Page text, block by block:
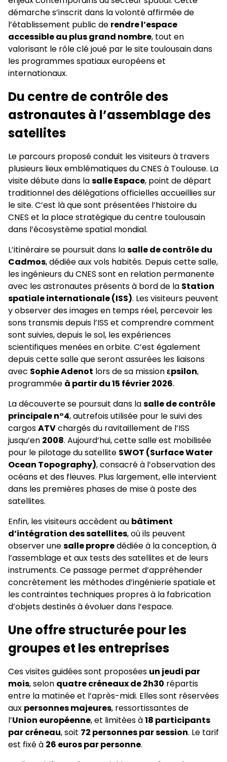
démarche s’inscrit dans la volonté affirmée de
l’établissement public de rendre l’espace
accessible au plus grand nombre, tout en
valorisant le rôle clé joué par le site toulousain dans
les programmes spatiaux européens et
internationaux.
Du centre de contrôle des
astronautes à l’assemblage des
satellites
Le parcours proposé conduit les visiteurs à travers
plusieurs lieux emblématiques du CNES à Toulouse. La
visite débute dans lasalle Espace, point de départ
traditionnel des délégations officielles accueillies sur
le site. C’est là que sont présentées l’histoire du
CNES et la place stratégique du centre toulousain
dans l’écosystème spatial mondial.
L’itinéraire se poursuit dans lasalle de contrôle du
Cadmos, dédiée aux vols habités. Depuis cette salle,
les ingénieurs du CNES sont en relation permanente
avec les astronautes présents à bord de la Station
spatiale internationale (ISS). Les visiteurs peuvent
y observer des images en temps réel, percevoir les
sons transmis depuis l’ISS et comprendre comment
sont suivies, depuis le sol, les expériences
scientifiques menées en orbite. C’est également
depuis cette salle que seront assurées les liaisons
avec Sophie Adenot lors de sa missionεpsilon,
programmée à partir du 15 février 2026.
La découverte se poursuit dans lasalle de contrôle
principale n°4, autrefois utilisée pour le suivi des
cargosATVchargés du ravitaillement de l’ISS
jusqu’en 2008. Aujourd’hui, cette salle est mobilisée
pour le pilotage du satellite SWOT (Surface Water
Ocean Topography), consacré à l’observation des
océans et des fleuves. Plus largement, elle intervient
dans les premières phases de mise à poste des
satellites.
Enfin, les visiteurs accèdent au bâtiment
d’intégration des satellites, où ils peuvent
observer unesalle propredédiée à la conception, à
l’assemblage et aux tests des satellites et de leurs
instruments. Ce passage permet d’appréhender
concrètement les méthodes d’ingénierie spatiale et
les contraintes techniques propres à la fabrication
d’objets destinés à évoluer dans l’espace.
Une offre structurée pour les
groupes et les entreprises
Ces visites guidées sont proposées un jeudi par
mois, selon quatre créneaux de 2h30 répartis
entre la matinée et l’après-midi. Elles sont réservées
aux personnes majeures, ressortissantes de
l’Union européenne, et limitées à18 participants
par créneau, soit 72 personnes par session. Le tarif
est fixé à 26 euros par personne.